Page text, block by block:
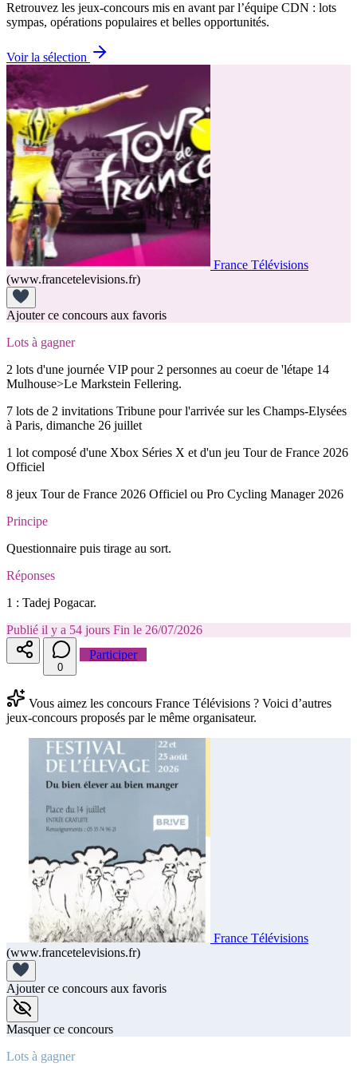
Retrouvez les jeux-concours mis en avant par l’équipe CDN : lots
sympas, opérations populaires et belles opportunités.
Voir la sélection
France Télévisions
(www.francetelevisions.fr)
Ajouter ce concours aux favoris
Lots à gagner
2 lots d'une journée VIP pour 2 personnes au coeur de 'létape 14
Mulhouse>Le Markstein Fellering.
7 lots de 2 invitations Tribune pour l'arrivée sur les Champs-Elysées
à Paris, dimanche 26 juillet
1 lot composé d'une Xbox Séries X et d'un jeu Tour de France 2026
Officiel
8 jeux Tour de France 2026 Officiel ou Pro Cycling Manager 2026
Principe
Questionnaire puis tirage au sort.
Réponses
1 : Tadej Pogacar.
Publié il y a 54 jours Fin le 26/07/2026
0
Participer
Vous aimez les concours France Télévisions ? Voici d’autres
jeux-concours proposés par le même organisateur.
France Télévisions
(www.francetelevisions.fr)
Ajouter ce concours aux favoris
Masquer ce concours
Lots à gagner